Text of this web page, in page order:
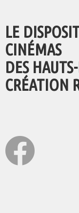
LE
CINÉMAS
DES
CRÉATION